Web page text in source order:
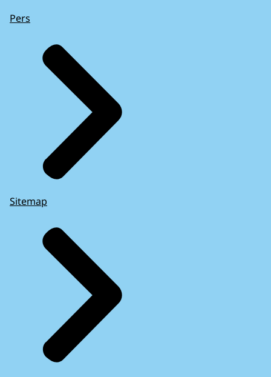
Pers
Sitemap